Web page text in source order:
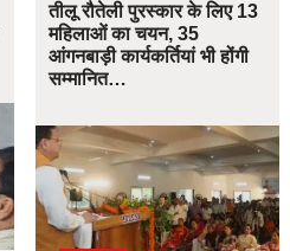
तीलू रौतेली पुरस्कार के लिए 13
महिलाओं का चयन, 35
आंगनबाड़ी कार्यकर्तियां भी होंगी
सम्मानित…